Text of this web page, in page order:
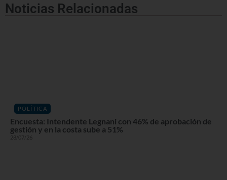
Noticias Relacionadas
POLÍTICA
Encuesta: Intendente Legnani con 46% de aprobación de
gestión y en la costa sube a 51%
28/07/26